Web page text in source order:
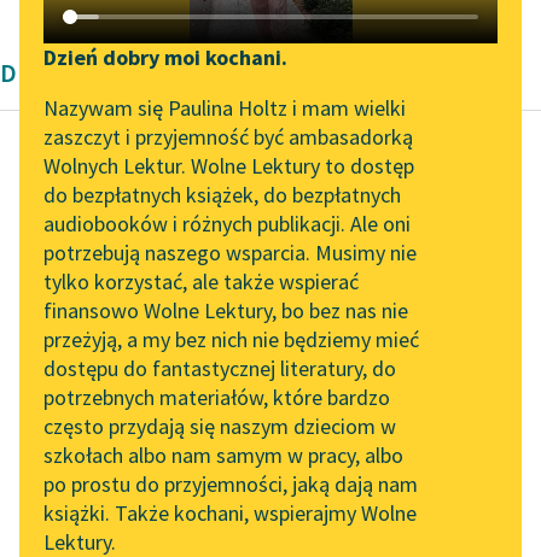
Katalog DAISY
Podkasty o książkach
Zgłoś brak utworu
Aktualności
„Prokurator Alicja Horn”
do słuchania
Byliśmy częścią AI Impact
Lab
Zapraszamy na spotkanie
online z tłumaczkami
literatury skandynawskiej
Spotkanie z Katarzyną
Tunkiel w Oslo
102. lata temu zmarł
Joseph Conrad
Narzędzia
Mapa Wolnych Lektur
Leśmianator
Przewodnik dla piszących i
czytających
API
OAI-PMH
Widget Wolnych Lektur
Przypisy
Dzień dobry moi kochani.
Nazywam się Paulina Holtz i mam wielki
zaszczyt i przyjemność być ambasadorką
Wolnych Lektur. Wolne Lektury to dostęp
do bezpłatnych książek, do bezpłatnych
audiobooków i różnych publikacji. Ale oni
potrzebują naszego wsparcia. Musimy nie
tylko korzystać, ale także wspierać
finansowo Wolne Lektury, bo bez nas nie
przeżyją, a my bez nich nie będziemy mieć
dostępu do fantastycznej literatury, do
potrzebnych materiałów, które bardzo
często przydają się naszym dzieciom w
szkołach albo nam samym w pracy, albo
po prostu do przyjemności, jaką dają nam
książki. Także kochani, wspierajmy Wolne
Lektury.
Dramat wierszowany Henryka Ibsena
Henryk Ibsen
Brand
Brand, tej nocy w ten
mróz krzepki
Przyszło do mnie z
swej izdebki,
Przyszło świeże...
Czytaj więcej